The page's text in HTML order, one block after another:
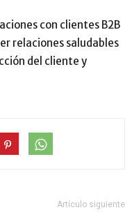
con clientes B2B
relaciones saludables
del cliente y
Artículo siguiente